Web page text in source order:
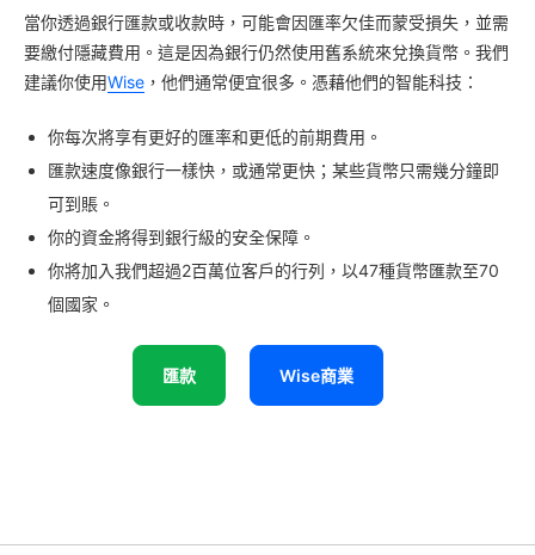
當你透過銀行匯款或收款時，可能會因匯率欠佳而蒙受損失，並需
要繳付隱藏費用。這是因為銀行仍然使用舊系統來兌換貨幣。我們
建議你使用Wise ，他們通常便宜很多。憑藉他們的智能科技：
你每次將享有更好的匯率和更低的前期費用。
匯款速度像銀行一樣快，或通常更快；某些貨幣只需幾分鐘即
可到賬。
你的資金將得到銀行級的安全保障。
你將加入我們超過2百萬位客戶的行列，以47種貨幣匯款至70
個國家。
匯款 Wise商業